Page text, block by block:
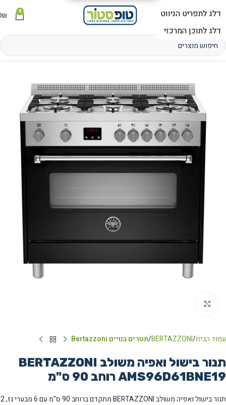
תפריט 0
₪
עמוד הבית BERTAZZONI תנורים בנויים Bertazzoni
תנור בישול ואפיה משולב BERTAZZONI
AMS96D61BNE19 רוחב 90 ס"מ
תנור בישול ואפיה משולב BERTAZZONI מתקדם ברוחב 90 ס"מ עם 6 מבערי גז, 2